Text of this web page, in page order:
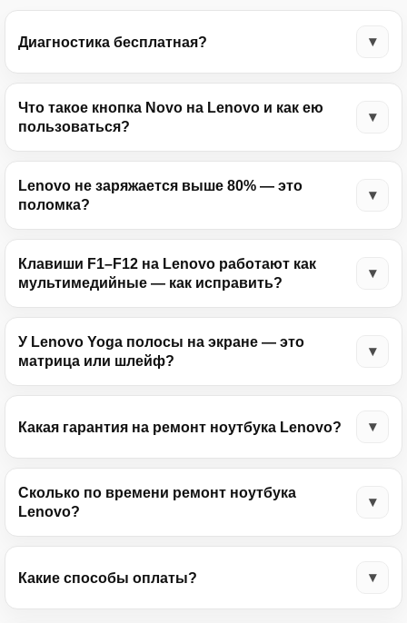
Диагностика бесплатная?
Что такое кнопка Novo на Lenovo и как ею
пользоваться?
Lenovo не заряжается выше 80% — это
поломка?
Клавиши F1–F12 на Lenovo работают как
мультимедийные — как исправить?
У Lenovo Yoga полосы на экране — это
матрица или шлейф?
Какая гарантия на ремонт ноутбука Lenovo?
Сколько по времени ремонт ноутбука
Lenovo?
Какие способы оплаты?